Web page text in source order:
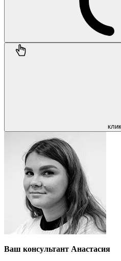
клик
Ваш консультант Анастасия